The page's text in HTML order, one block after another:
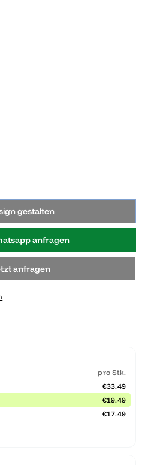
gestalten
anfragen
anfragen
pro Stk.
€33.49
€19.49
€17.49